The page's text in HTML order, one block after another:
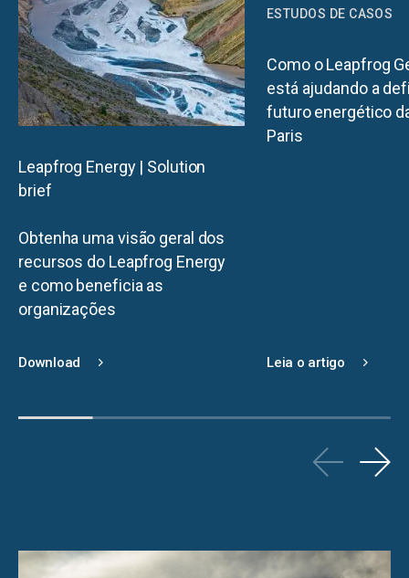
Leapfrog Energy | Solution
brief
Obtenha uma visão geral dos
recursos do Leapfrog Energy
e como beneficia as
organizações
Download
ESTUDOS DE CASOS
Como o Leapfrog
está ajudando a
futuro energético
Paris
Leia o artigo